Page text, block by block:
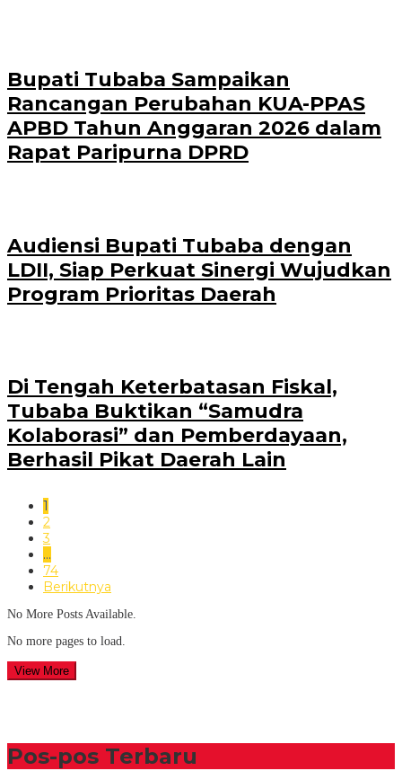
Bupati Tubaba Sampaikan
Rancangan Perubahan KUA-PPAS
APBD Tahun Anggaran 2026 dalam
Rapat Paripurna DPRD
Audiensi Bupati Tubaba dengan
LDII, Siap Perkuat Sinergi Wujudkan
Program Prioritas Daerah
Di Tengah Keterbatasan Fiskal,
Tubaba Buktikan “Samudra
Kolaborasi” dan Pemberdayaan,
Berhasil Pikat Daerah Lain
1
2
3
…
74
Berikutnya
No More Posts Available.
No more pages to load.
View More
Pos-pos Terbaru